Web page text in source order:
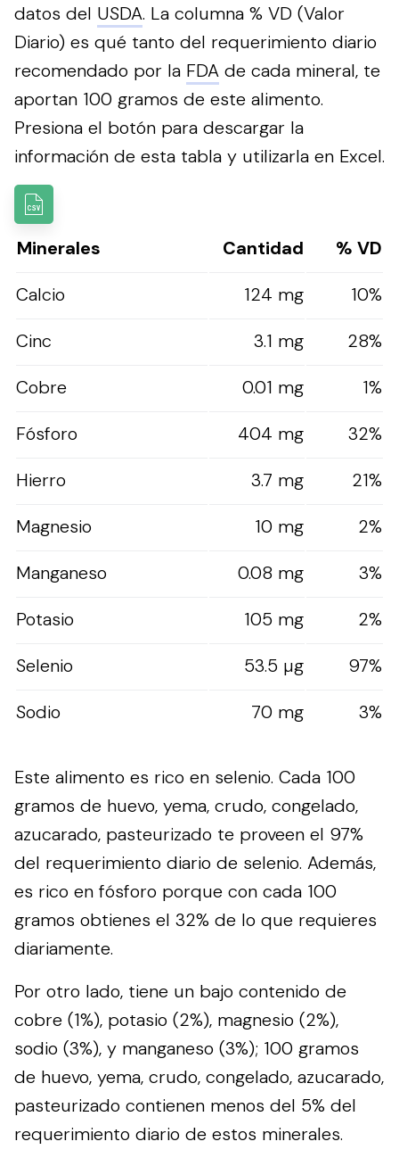
datos del USDA. La columna % VD (Valor
Diario) es qué tanto del requerimiento diario
recomendado por la FDA de cada mineral, te
aportan 100 gramos de este alimento.
Presiona el botón para descargar la
información de esta tabla y utilizarla en Excel.
Minerales Cantidad
% VD
Calcio
124 mg
10%
Cinc
3.1 mg
28%
Cobre
0.01 mg
1%
Fósforo
404 mg
32%
Hierro
3.7 mg
21%
Magnesio
10 mg
2%
Manganeso
0.08 mg
3%
Potasio
105 mg
2%
Selenio
53.5 µg
97%
Sodio
70 mg 3%
Este alimento es rico en selenio. Cada 100
gramos de huevo, yema, crudo, congelado,
azucarado, pasteurizado te proveen el 97%
del requerimiento diario de selenio. Además,
es rico en fósforo porque con cada 100
gramos obtienes el 32% de lo que requieres
diariamente.
Por otro lado, tiene un bajo contenido de
cobre (1%), potasio (2%), magnesio (2%),
sodio (3%), y manganeso (3%); 100 gramos
de huevo, yema, crudo, congelado, azucarado,
pasteurizado contienen menos del 5% del
requerimiento diario de estos minerales.